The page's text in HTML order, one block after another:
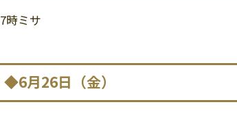
7時ミサ
◆6月26日（金）